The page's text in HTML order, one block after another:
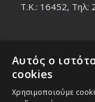
T.K.: 16452, Τηλ:
Βόρεια
Νέο Ηράκλειο -
Ζαλοκώστα 18 &
Αυτός ο
cookies
Χρησιμοποιούμε